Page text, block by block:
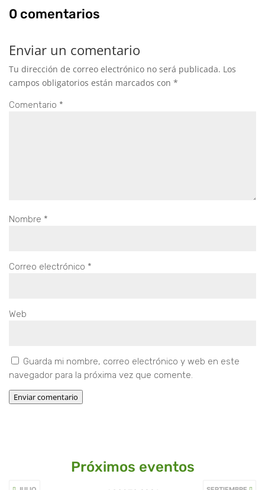
0 comentarios
Enviar un comentario
Tu dirección de correo electrónico no será publicada. Los
campos obligatorios están marcados con *
Comentario *
Nombre *
Correo electrónico *
Web
Guarda mi nombre, correo electrónico y web en este
navegador para la próxima vez que comente.
Enviar comentario
Próximos eventos